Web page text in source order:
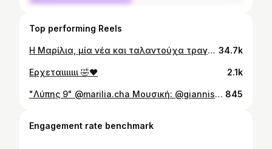
Top performing Reels
Η Μαρίλια, μία νέα και ταλαντούχα τραγουδίστρια, παρουσιάζει το καινούργιο της single και music video με τίτλο «Κάπου Κάπου», που κυκλοφορεί από την Panik Records. Το «Κάπου Κάπου» είναι ένα δυνατό ποπ κομμάτι που έρχεται να μας ξεσηκώσει. Τους στίχους υπογράφει ο επιτυχημένος δημιουργός και παραγωγός Βασίλης Κουμεντάκος και τη μουσική ο ίδιος μαζί με τον Απόστολο Κυριακίδη. To νέο single έρχεται στις οθόνες μας μέσα από ένα music video με δυναμικές σκηνές, στο οποίο πρωταγωνιστεί η Μαρίλια, σε σκηνοθεσία του Alex Κωνσταντινίδη. #Panikrecords🔥 34.7k
Ερχεταιιιιιιι 🤣❤️ 2.1k
"Λύπης 9" @marilia.cha Μουσική: @giannis_fraseris @xristos.santikai Στίχοι: @grigoris_vaxavanelis Σκηνοθεσία: @stevenairth_official Out Now💥 #Panikrecords❤️‍🔥 845
Engagement rate benchmark